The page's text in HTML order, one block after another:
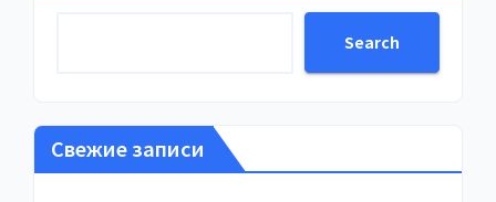
Search
Свежие записи